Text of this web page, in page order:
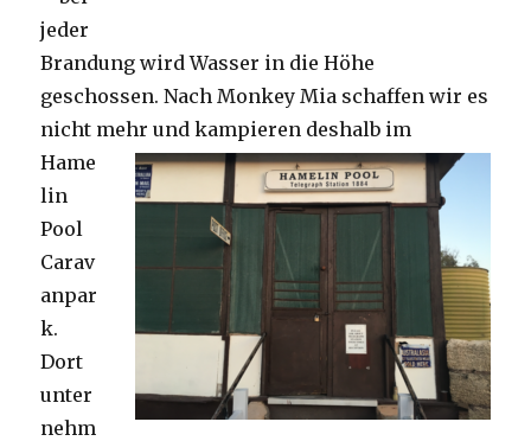
jeder
Brandung wird Wasser in die Höhe
geschossen. Nach Monkey Mia schaffen wir es
nicht mehr und kampieren deshalb im
Hame
lin
Pool
Carav
anpar
k.
Dort
unter
nehm